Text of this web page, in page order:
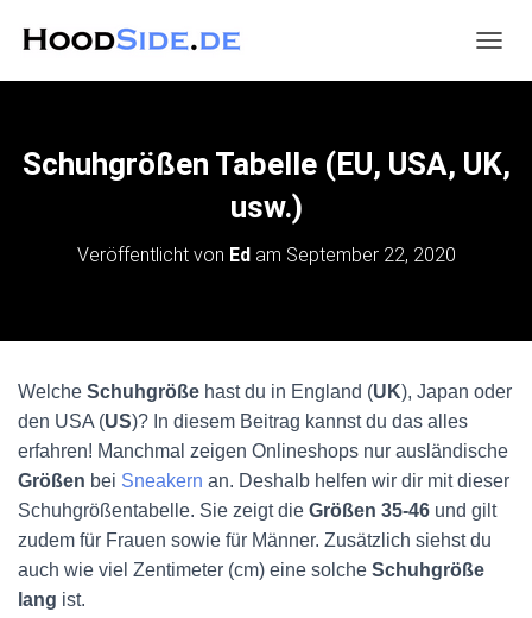
A
G
A
A
T
N
Schuhgrößen Tabelle (EU, USA, UK,
usw.)
Veröffentlicht von Edam September 22, 2020
Welche Schuhgröße hast du in England (UK), Japan oder
den USA (US)? In diesem Beitrag kannst du das alles
erfahren! Manchmal zeigen Onlineshops nur ausländische
Größen bei Sneakern an. Deshalb helfen wir dir mit dieser
Schuhgrößentabelle. Sie zeigt die Größen 35-46 und gilt
zudem für Frauen sowie für Männer. Zusätzlich siehst du
auch wie viel Zentimeter (cm) eine solche Schuhgröße
lang ist.